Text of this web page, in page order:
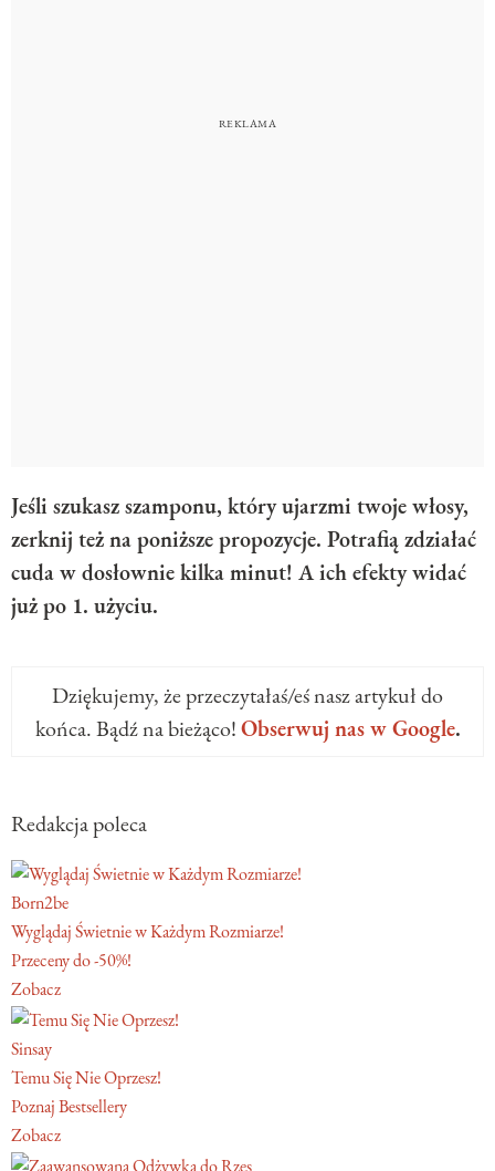
Jeśli szukasz szamponu, który ujarzmi twoje włosy,
zerknij też na poniższe propozycje. Potrafią zdziałać
cuda w dosłownie kilka minut! A ich efekty widać
już po 1. użyciu.
Dziękujemy, że przeczytałaś/eś nasz artykuł do
końca. Bądź na bieżąco!Obserwuj nas w Google.
Redakcja poleca
Born2be
Wyglądaj Świetnie w Każdym Rozmiarze!
Przeceny do -50%!
Zobacz
Sinsay
Temu Się Nie Oprzesz!
Poznaj Bestsellery
Zobacz